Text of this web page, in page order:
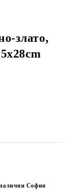
злато,
София